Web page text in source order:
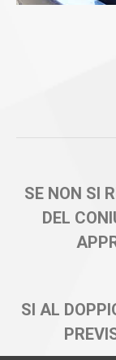
SE NON SI
DEL
SI AL